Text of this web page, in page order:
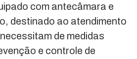
com antecâmara e
destinado ao atendimento
de medidas
e controle de